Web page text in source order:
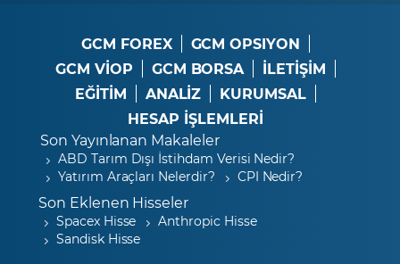
GCM FOREX
GCM OPSIYON
GCM VİOP
GCM BORSA
İLETİŞİM
EĞİTİM
ANALİZ
KURUMSAL
HESAP İŞLEMLERİ
Son Yayınlanan Makaleler
ABD Tarım Dışı İstihdam Verisi Nedir?
Yatırım Araçları Nelerdir?
CPI Nedir?
Son Eklenen Hisseler
Spacex Hisse
Anthropic Hisse
Sandisk Hisse